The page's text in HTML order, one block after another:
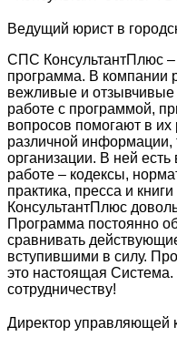
Ведущий юрист в
СПС КонсультантПлюс –
программа. В компании
вежливые и отзывчивые
работе с программой,
вопросов помогают в
различной
организации. В ней есть
работе – кодексы,
практика, пресса и
КонсультантПлюс
Программа постоянно
сравнивать
вступившими в силу.
это настоящая
сотрудничеству!
Директор управляющей